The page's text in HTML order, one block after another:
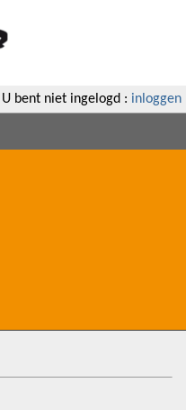
U bent niet ingelogd : inloggen